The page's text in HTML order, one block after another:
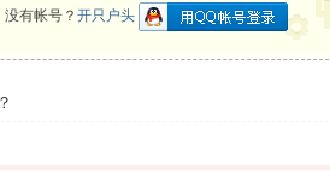
有帐号？开只户头